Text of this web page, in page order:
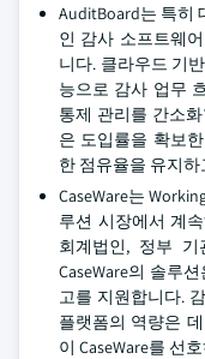
AuditBoard는 특히
인 감사 소프트웨
니다. 클라우드 기
능으로 감사 업무
통제 관리를 간소
은 도입률을 확보
한 점유율을 유지
CaseWare는
루션 시장에서 계
회계법인, 정부
CaseWare의 솔루
고를 지원합니다.
플랫폼의 역량은
이 CaseWare를 선